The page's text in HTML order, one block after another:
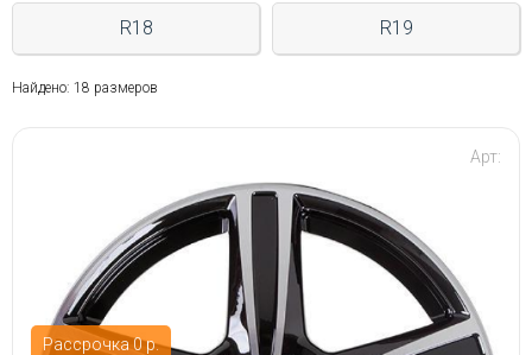
R18 R19
Найдено: 18 размеров
Рассрочка 0 р.
Арт: